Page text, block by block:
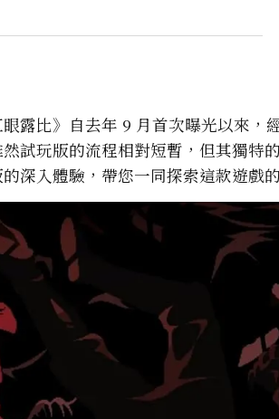
露比》自去年 9 月首次曝光以來，
試玩版的流程相對短暫，但其獨特
深入體驗，帶您一同探索這款遊戲